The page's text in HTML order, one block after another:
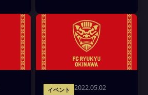
イベント 2022.05.02